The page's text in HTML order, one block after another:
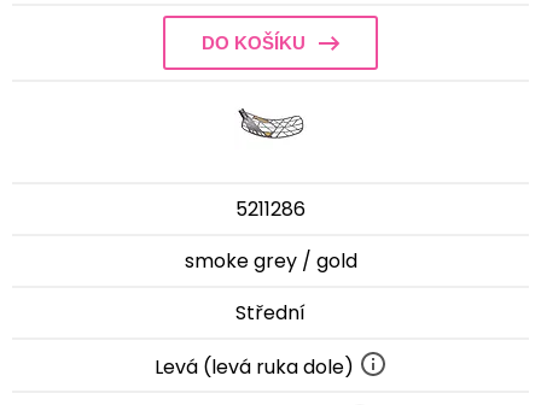
DO KOŠÍKU
5211286
smoke grey / gold
Střední
Levá (levá ruka dole)